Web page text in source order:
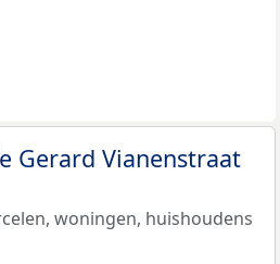
Gerard Vianenstraat
woningen, huishoudens